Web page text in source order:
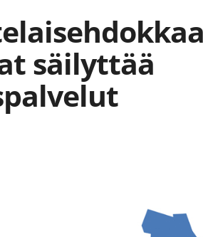
säilyttää